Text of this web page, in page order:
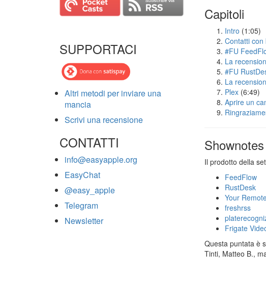
SUPPORTACI
Altri metodi per inviare una
mancia
Scrivi una recensione
CONTATTI
info@easyapple.org
EasyChat
@easy_apple
Telegram
Newsletter
Capitoli
Intro (1:05)
Contatti con
#FU
La
#FU
La
Plex (6:49)
Aprire un
Shownotes
Il prodotto della
FeedFlow
RustDesk
Your
freshrss
Frigate
Questa puntata è
Tinti, Matteo B.,